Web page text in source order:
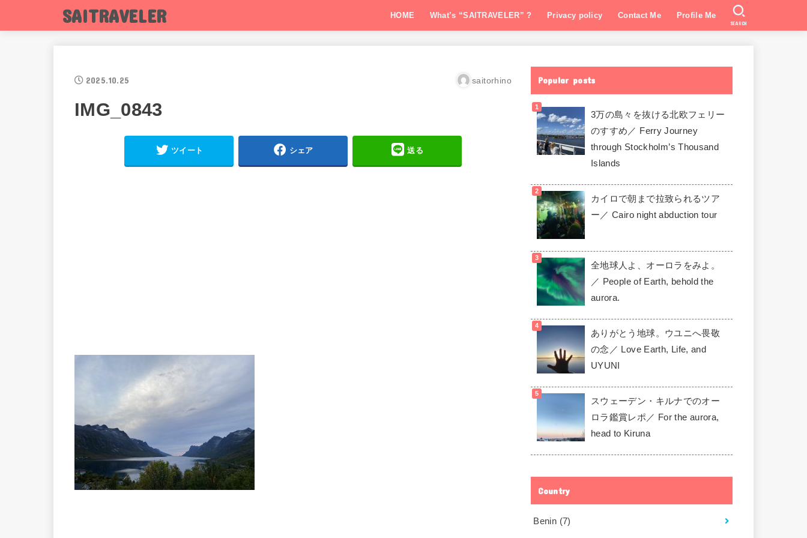
SAITRAVELER HOME What’s “SAITRAVELER” ? Privacy policy Contact Me Profile Me
SEARCH
2025.10.25 saitorhino
IMG_0843
ツイート シェア 送る
Popular posts
3万の島々を抜ける北欧フェリー
のすすめ／ Ferry Journey
through Stockholm’s Thousand
Islands
カイロで朝まで拉致られるツア
ー／ Cairo night abduction tour
全地球人よ、オーロラをみよ。
／ People of Earth, behold the
aurora.
ありがとう地球。ウユニへ畏敬
の念／ Love Earth, Life, and
UYUNI
スウェーデン・キルナでのオー
ロラ鑑賞レポ／ For the aurora,
head to Kiruna
Country
Benin (7)